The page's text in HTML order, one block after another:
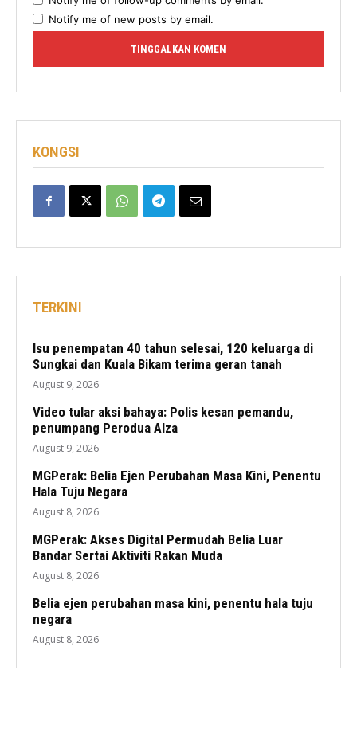
Notify me of new posts by email.
KONGSI
TERKINI
Isu penempatan 40 tahun selesai, 120 keluarga di
Sungkai dan Kuala Bikam terima geran tanah
August 9, 2026
Video tular aksi bahaya: Polis kesan pemandu,
penumpang Perodua Alza
August 9, 2026
MGPerak: Belia Ejen Perubahan Masa Kini, Penentu
Hala Tuju Negara
August 8, 2026
MGPerak: Akses Digital Permudah Belia Luar
Bandar Sertai Aktiviti Rakan Muda
August 8, 2026
Belia ejen perubahan masa kini, penentu hala tuju
negara
August 8, 2026